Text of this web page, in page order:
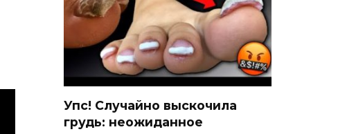
Упс! Случайно выскочила
грудь: неожиданное